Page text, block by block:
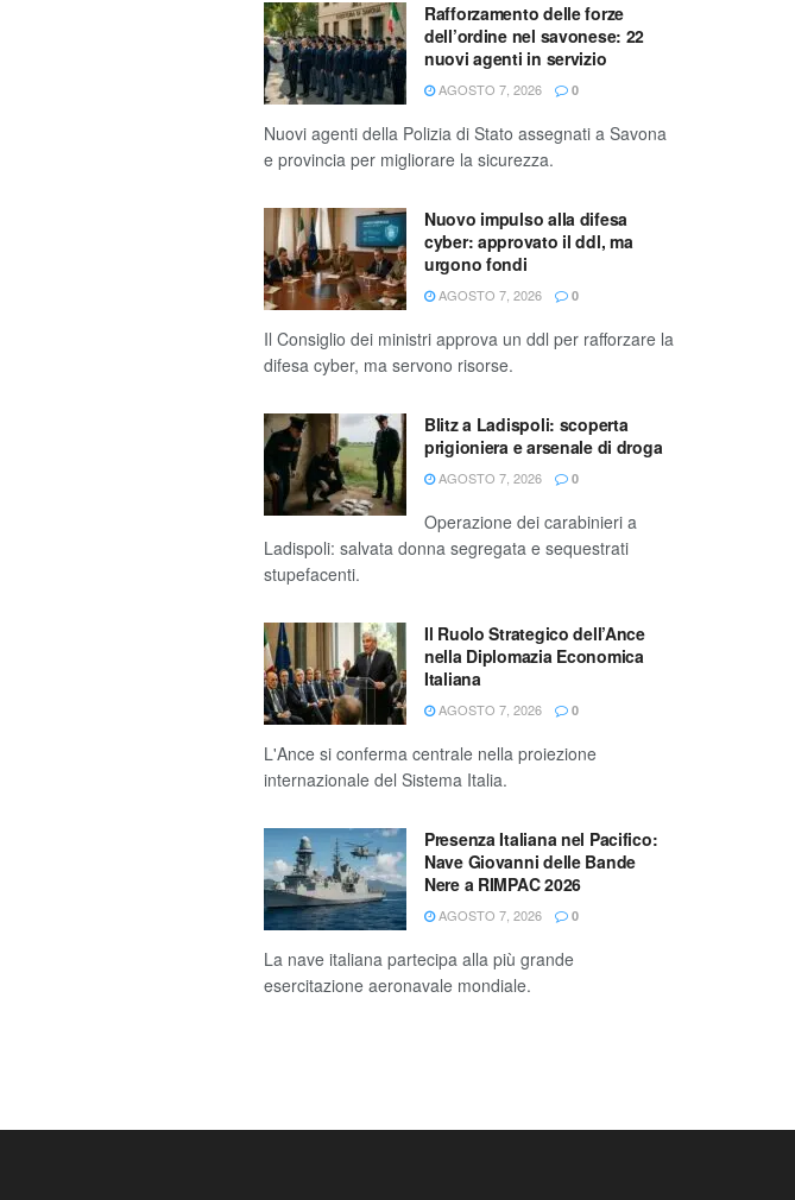
Rafforzamento delle forze
dell’ordine nel savonese: 22
nuovi agenti in servizio
AGOSTO 7, 2026 0
Nuovi agenti della Polizia di Stato assegnati a Savona
e provincia per migliorare la sicurezza.
Nuovo impulso alla difesa
cyber: approvato il ddl, ma
urgono fondi
AGOSTO 7, 2026 0
Il Consiglio dei ministri approva un ddl per rafforzare la
difesa cyber, ma servono risorse.
Blitz a Ladispoli: scoperta
prigioniera e arsenale di droga
AGOSTO 7, 2026 0
Operazione dei carabinieri a
Ladispoli: salvata donna segregata e sequestrati
stupefacenti.
Il Ruolo Strategico dell’Ance
nella Diplomazia Economica
Italiana
AGOSTO 7, 2026 0
L'Ance si conferma centrale nella proiezione
internazionale del Sistema Italia.
Presenza Italiana nel Pacifico:
Nave Giovanni delle Bande
Nere a RIMPAC 2026
AGOSTO 7, 2026 0
La nave italiana partecipa alla più grande
esercitazione aeronavale mondiale.